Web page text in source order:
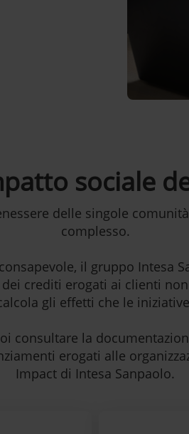
sociale
delle singole
complesso.
il gruppo Intesa
crediti erogati ai clienti
gli effetti che le
consultare la
erogati alle
Impact di Intesa Sanpaolo.